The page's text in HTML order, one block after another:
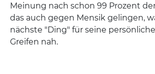
Meinung nach schon 99 Prozent
das auch gegen Mensik gelingen,
nächste "Ding" für seine
Greifen nah.